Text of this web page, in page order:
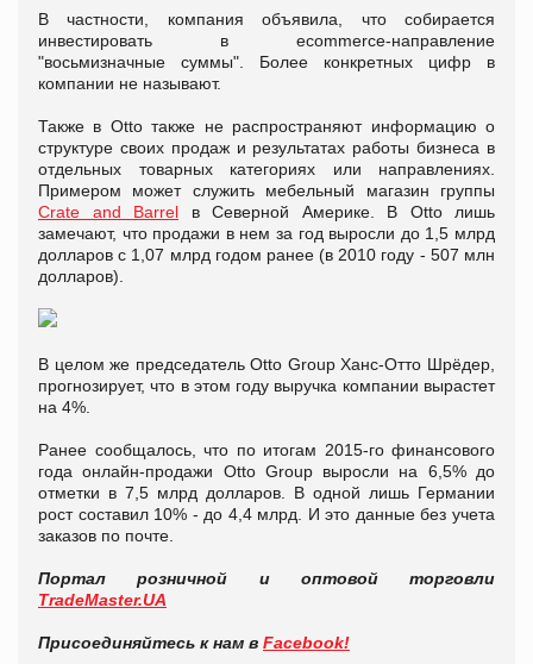
В частности, компания объявила, что собирается
инвестировать в ecommerce-направление
"восьмизначные суммы". Более конкретных цифр в
компании не называют.
Также в Otto также не распространяют информацию о
структуре своих продаж и результатах работы бизнеса в
отдельных товарных категориях или направлениях.
Примером может служить мебельный магазин группы
Crate and Barrel в Северной Америке. В Otto лишь
замечают, что продажи в нем за год выросли до 1,5 млрд
долларов с 1,07 млрд годом ранее (в 2010 году - 507 млн
долларов).
В целом же председатель Otto Group Ханс-Отто Шрёдер,
прогнозирует, что в этом году выручка компании вырастет
на 4%.
Ранее сообщалось, что по итогам 2015-го финансового
года онлайн-продажи Otto Group выросли на 6,5% до
отметки в 7,5 млрд долларов. В одной лишь Германии
рост составил 10% - до 4,4 млрд. И это данные без учета
заказов по почте.
Портал розничной и оптовой торговли
TradeMaster.UA
Присоединяйтесь к нам в Facebook!